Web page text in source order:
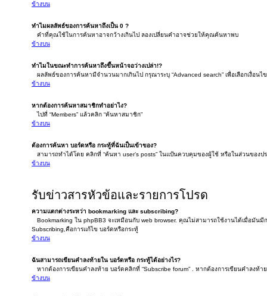
ข้างบน
ทำไมผลลัพธ์ของการค้นหาถึงเป็น 0 ?
คำที่คุณใช้ในการค้นหาอาจกว้างเกินไป ลองเปลี่ยนคำอาจช่วยให้คุณค้นหาพบ
ข้างบน
ทำไมในขณะทำการค้นหาถึงขึ้นหน้าจอว่างเปล่า!?
ผลลัพธ์ของการค้นหามีจำนวนมากเกินไป กรุณาระบุ “Advanced search” เพื่อเลือกเงื่อนไ
ข้างบน
หากต้องการค้นหาสมาชิกทำอย่าไง?
ไปที่ “Members” แล้วคลิก “ค้นหาสมาชิก”
ข้างบน
ต้องการค้นหา บอร์ดหรือ กระทู้ที่ฉันเป็นเข้าของ?
สามารถทำได้โดย คลิกที่ “ค้นหา user’s posts” ในแป้นควบคุมของผู้ใช้ หรือในส่วนของ
ข้างบน
รับข่าวสารหัวข้อและรายการโปรด
ความแตกต่างระหว่า bookmarking และ subscribing?
Bookmarking ใน phpBB3 จะเหมือนกับ web browser. คุณไม่สามารถใช้งานได้เมื่อมันมี
Subscribing,คือการแก้ไข บอร์ดหรือกระทู้
ข้างบน
ฉันสามารถเขียนคำลงท้ายใน บอร์ดหรือ กระทู้ได้อย่างไร?
หากต้องการเขียนคำลงท้าย บอร์ดคลิกที่ “Subscribe forum” . หากต้องการเขียนคำลงท้าย
ข้างบน